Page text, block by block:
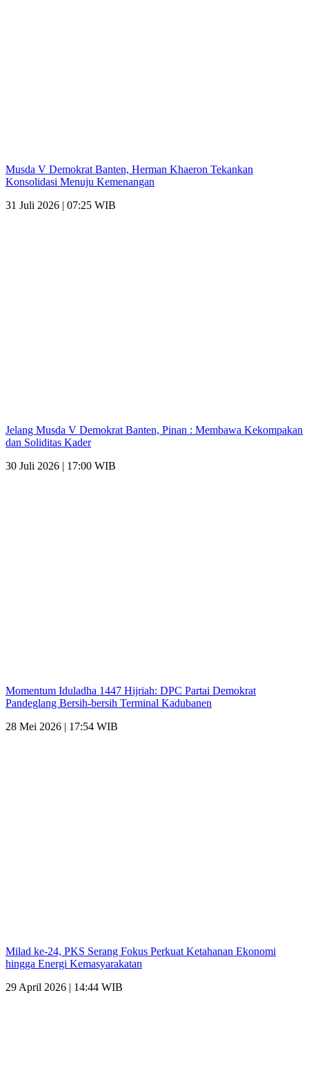
Musda V Demokrat Banten, Herman Khaeron Tekankan
Konsolidasi Menuju Kemenangan
31 Juli 2026 | 07:25 WIB
Jelang Musda V Demokrat Banten, Pinan : Membawa Kekompakan
dan Soliditas Kader
30 Juli 2026 | 17:00 WIB
Momentum Iduladha 1447 Hijriah: DPC Partai Demokrat
Pandeglang Bersih-bersih Terminal Kadubanen
28 Mei 2026 | 17:54 WIB
Milad ke-24, PKS Serang Fokus Perkuat Ketahanan Ekonomi
hingga Energi Kemasyarakatan
29 April 2026 | 14:44 WIB